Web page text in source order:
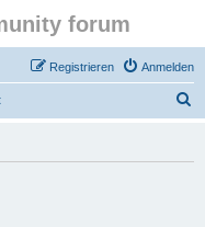
forum
Anmelden
Registrieren